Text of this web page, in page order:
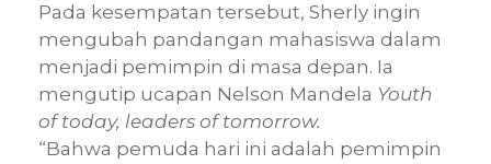
Pada kesempatan tersebut, Sherly ingin
mengubah pandangan mahasiswa dalam
menjadi pemimpin di masa depan. Ia
mengutip ucapan Nelson Mandela Youth
of today, leaders of tomorrow.
“Bahwa pemuda hari ini adalah pemimpin